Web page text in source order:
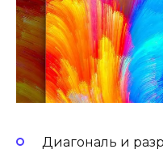
Диагональ и